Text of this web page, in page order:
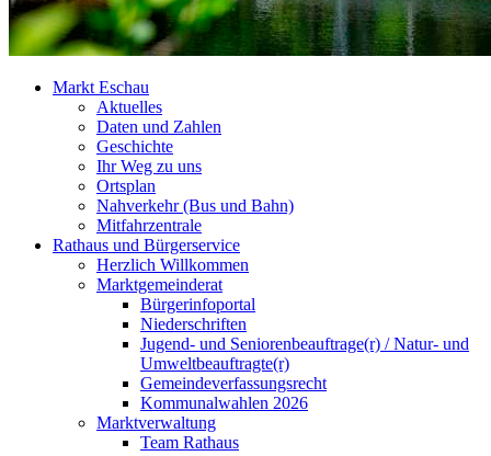
Markt Eschau
Aktuelles
Daten und Zahlen
Geschichte
Ihr Weg zu uns
Ortsplan
Nahverkehr (Bus und Bahn)
Mitfahrzentrale
Rathaus und Bürgerservice
Herzlich Willkommen
Marktgemeinderat
Bürgerinfoportal
Niederschriften
Jugend- und Seniorenbeauftrage(r) / Natur- und
Umweltbeauftragte(r)
Gemeindeverfassungsrecht
Kommunalwahlen 2026
Marktverwaltung
Team Rathaus